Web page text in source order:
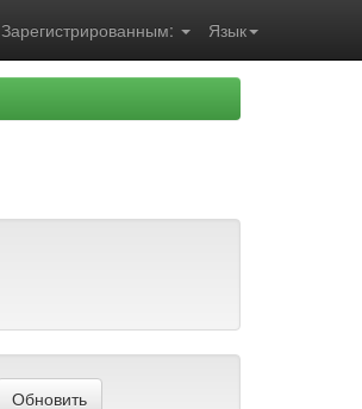
Язык
Зарегистрированным: